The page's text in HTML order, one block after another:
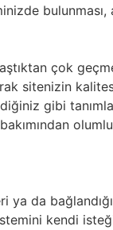
bulunması,
çok
sitenizin
gibi
da
kendi